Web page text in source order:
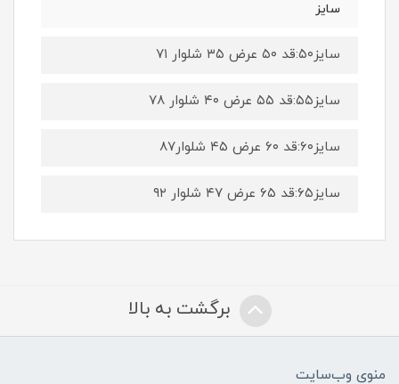
سایز
سایز۵۰:قد ۵۰ عرض ۳۵ شلوار ۷۱
سایز۵۵:قد ۵۵ عرض ۴۰ شلوار ۷۸
سایز۶۰:قد ۶۰ عرض ۴۵ شلوار۸۷
سایز۶۵:قد ۶۵ عرض ۴۷ شلوار ۹۲
برگشت به بالا
منوی وب‌سایت